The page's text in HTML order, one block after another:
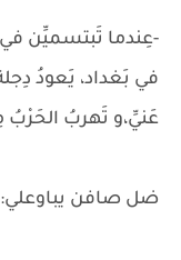
-عِندما تَبتسميِّن
في بَغداد، يَعودُ
عَنيِّ،و تَهربُ الحَرْبُ
ضل صافن يباوعلي: